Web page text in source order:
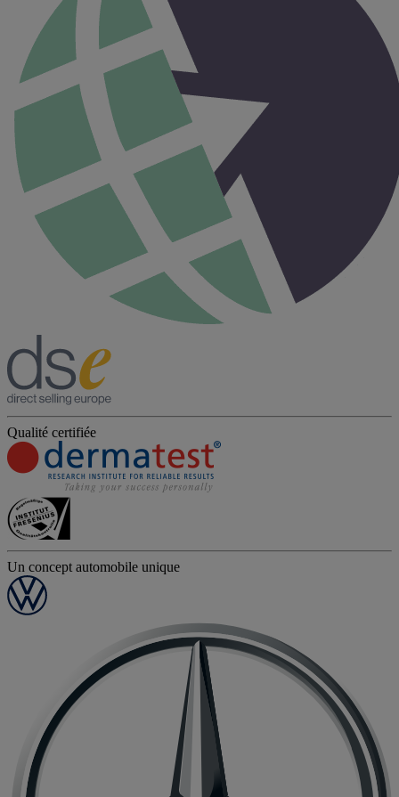
Qualité certifiée
Un concept automobile unique